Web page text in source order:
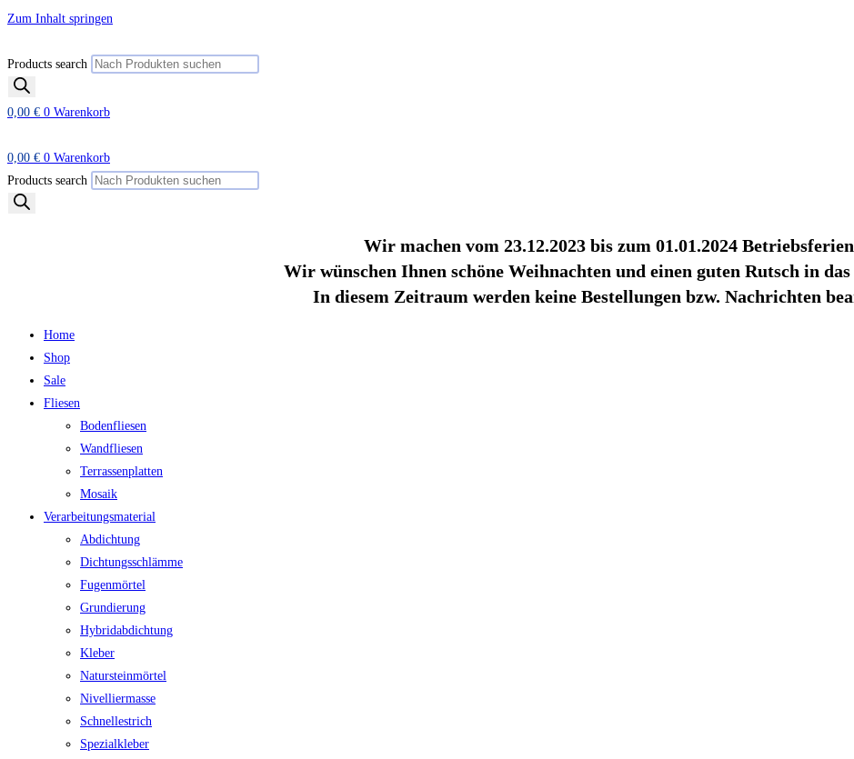
Zum Inhalt springen
Products search
0,00 € 0 Warenkorb
0,00 € 0 Warenkorb
Products search
Wir machen vom 23.12.2023 bis zum 01.01.2024
Wir wünschen Ihnen schöne Weihnachten und einen guten Rutsch in
In diesem Zeitraum werden keine Bestellungen bzw. Nachrichten
Home
Shop
Sale
Fliesen
Bodenfliesen
Wandfliesen
Terrassenplatten
Mosaik
Verarbeitungsmaterial
Abdichtung
Dichtungsschlämme
Fugenmörtel
Grundierung
Hybridabdichtung
Kleber
Natursteinmörtel
Nivelliermasse
Schnellestrich
Spezialkleber